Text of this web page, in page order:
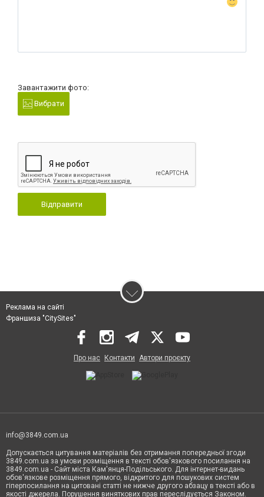
Завантажити фото:
Вибрати
Відправити
Реклама на сайті
Франшиза "CitySites"
Про нас Контакти Автори проєкту
info@3849.com.ua
Допускається цитування матеріалів без отримання попередньої згоди
3849.com.ua за умови розміщення в тексті обов'язкового посилання на
3849.com.ua - Сайт міста Кам'янця-Подільського. Для інтернет-видань
обов'язкове розміщення прямого, відкритого для пошукових систем
гіперпосилання на цитовані статті не нижче другого абзацу в тексті або в
якості джерела. Порушення виняткових прав переслідується Законом.